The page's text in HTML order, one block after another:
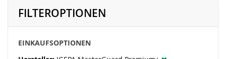
FILTEROPTIONEN
EINKAUFSOPTIONEN